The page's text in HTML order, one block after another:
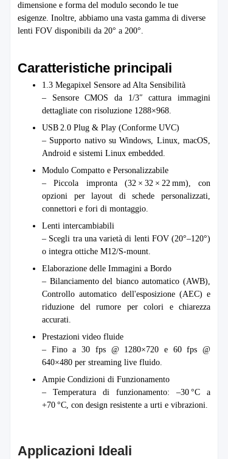
dimensione e forma del modulo secondo le tue
esigenze. Inoltre, abbiamo una vasta gamma di diverse
lenti FOV disponibili da 20° a 200°.
Caratteristiche principali
1.3 Megapixel Sensore ad Alta Sensibilità
– Sensore CMOS da 1/3″ cattura immagini
dettagliate con risoluzione 1288×968.
USB 2.0 Plug & Play (Conforme UVC)
– Supporto nativo su Windows, Linux, macOS,
Android e sistemi Linux embedded.
Modulo Compatto e Personalizzabile
– Piccola impronta (32 × 32 × 22 mm), con
opzioni per layout di schede personalizzati,
connettori e fori di montaggio.
Lenti intercambiabili
– Scegli tra una varietà di lenti FOV (20°–120°)
o integra ottiche M12/S-mount.
Elaborazione delle Immagini a Bordo
– Bilanciamento del bianco automatico (AWB),
Controllo automatico dell'esposizione (AEC) e
riduzione del rumore per colori e chiarezza
accurati.
Prestazioni video fluide
– Fino a 30 fps @ 1280×720 e 60 fps @
640×480 per streaming live fluido.
Ampie Condizioni di Funzionamento
– Temperatura di funzionamento: –30 °C a
+70 °C, con design resistente a urti e vibrazioni.
Applicazioni Ideali